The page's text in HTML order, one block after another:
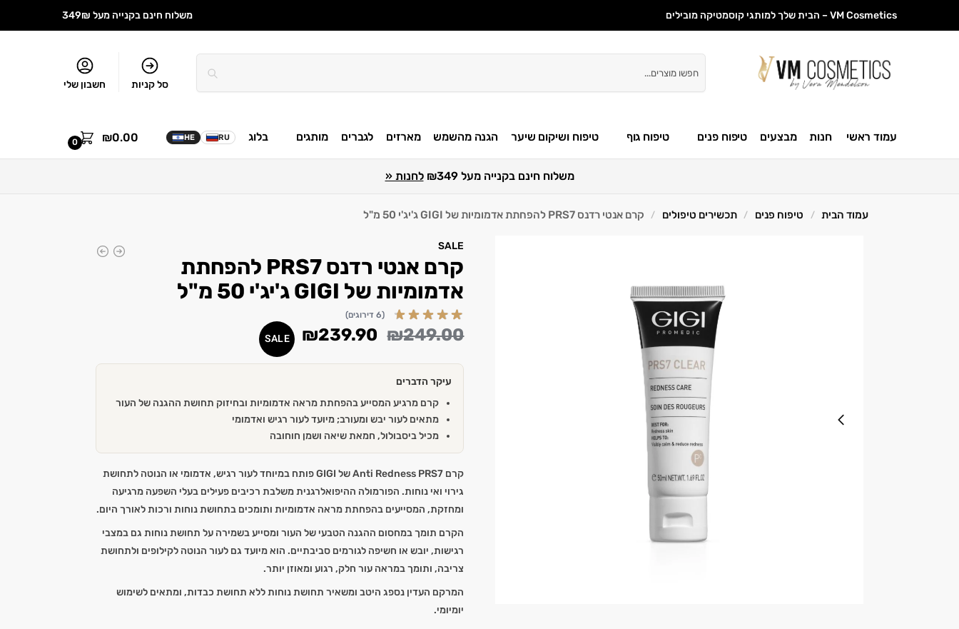
VM Cosmetics – הבית שלך למותגי קוסמטיקה מובילים משלוח חינם בקנייה מעל 349₪
סל קניות חשבון שלי
עמוד ראשי חנות מבצעים טיפוח פנים טיפוח גוף טיפוח ושיקום שיער הגנה מהשמש מארזים לגברים מותגים בלוג HE RU
₪0.00
0
משלוח חינם בקנייה מעל ₪349 לחנות «
עמוד הבית / טיפוח פנים / תכשירים טיפולים / קרם אנטי רדנס PRS7 להפחתת אדמומיות של GIGI ג'יג'י 50 מ"ל
SALE
קרם אנטי רדנס PRS7 להפחתת
אדמומיות של GIGI ג'יג'י 50 מ"ל
(6 דירוגים)
₪249.00
₪239.90
SALE
עיקר הדברים
קרם מרגיע המסייע בהפחתת מראה אדמומיות ובחיזוק תחושת ההגנה של העור
מתאים לעור יבש ומעורב; מיועד לעור רגיש ואדמומי
מכיל ביסבולול, חמאת שיאה ושמן חוחובה
קרם Anti Redness PRS7 של GIGI פותח במיוחד לעור רגיש, אדמומי או הנוטה לתחושת
גירוי ואי נוחות. הפורמולה ההיפואלרגנית משלבת רכיבים פעילים בעלי השפעה מרגיעה
ומחזקת, המסייעים בהפחתת מראה אדמומיות ותומכים בתחושת נוחות ורכות לאורך היום.
הקרם תומך במחסום ההגנה הטבעי של העור ומסייע בשמירה על תחושת נוחות גם במצבי
רגישות, יובש או חשיפה לגורמים סביבתיים. הוא מיועד גם לעור הנוטה לקילופים ולתחושת
צריבה, ותומך במראה עור חלק, רגוע ומאוזן יותר.
המרקם העדין נספג היטב ומשאיר תחושת נוחות ללא תחושת כבדות, ומתאים לשימוש
יומיומי.